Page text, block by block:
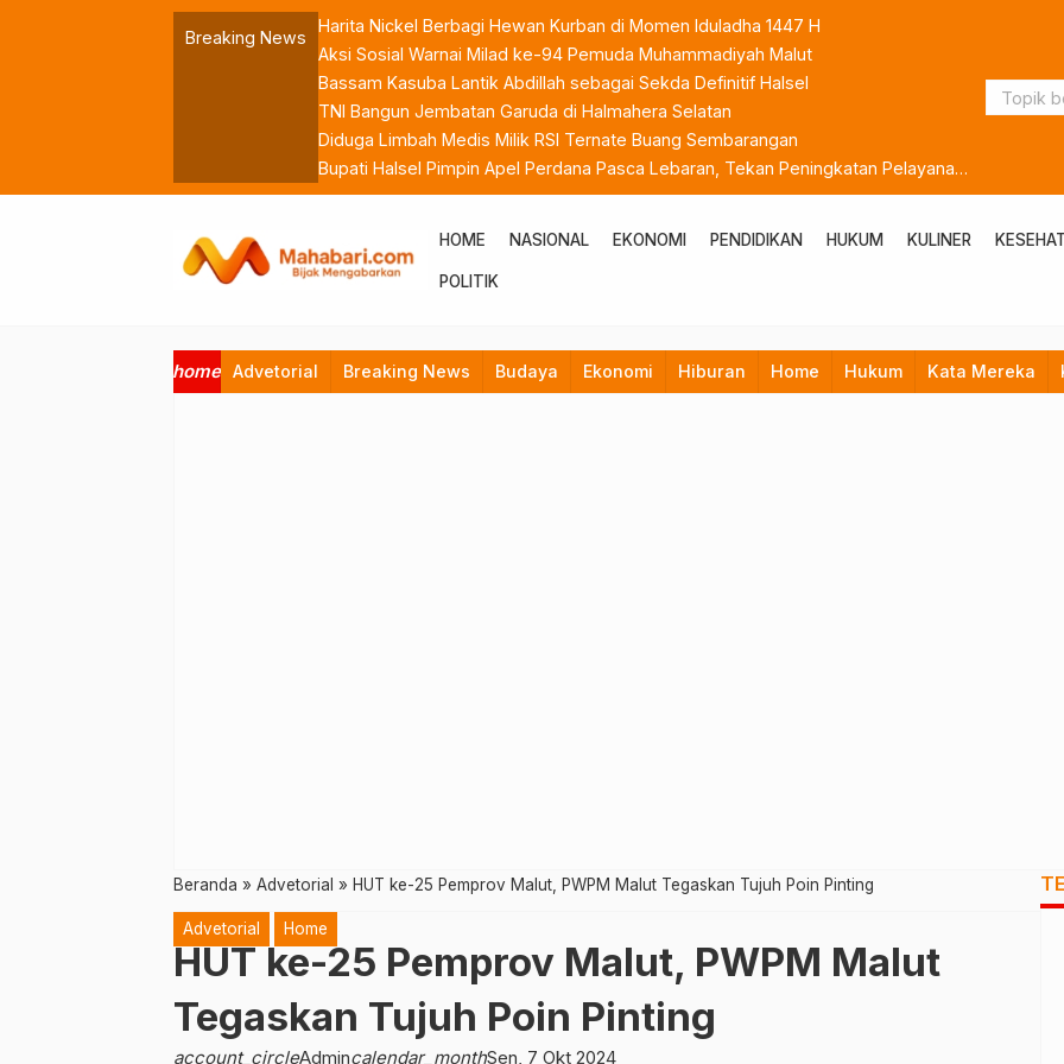
Breaking News
Harita Nickel Berbagi Hewan Kurban di Momen Iduladha 1447 H
Aksi Sosial Warnai Milad ke-94 Pemuda Muhammadiyah Malut
Bassam Kasuba Lantik Abdillah sebagai Sekda Definitif Halsel
TNI Bangun Jembatan Garuda di Halmahera Selatan
Diduga Limbah Medis Milik RSI Ternate Buang Sembarangan
Bupati Halsel Pimpin Apel Perdana Pasca Lebaran, Tekan Peningkatan Pelayanan
ASN
HOME NASIONAL EKONOMI PENDIDIKAN HUKUM KULINER
POLITIK
home Advetorial Breaking News Budaya Ekonomi Hiburan Home Hukum Kata Mereka
Beranda » Advetorial » HUT ke-25 Pemprov Malut, PWPM Malut Tegaskan Tujuh Poin Pinting
Advetorial Home
HUT ke-25 Pemprov Malut, PWPM Malut
Tegaskan Tujuh Poin Pinting
account_circleAdmincalendar_monthSen, 7 Okt 2024